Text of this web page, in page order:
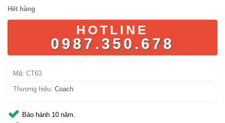
Hết hàng
HOTLINE
0987.350.678
Mã: CT63
Thương hiệu: Coach
Bảo hành 10 năm.